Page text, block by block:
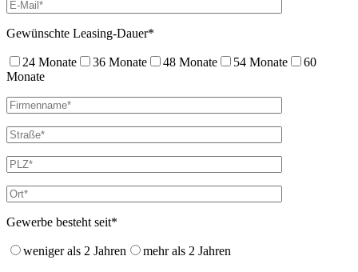
Gewünschte Leasing-Dauer*
24 Monate 36 Monate 48 Monate 54 Monate
60
Monate
Gewerbe besteht seit*
weniger als 2 Jahren mehr als 2 Jahren